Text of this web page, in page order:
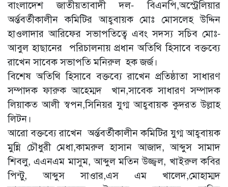
বাংলাদেশ জাতীয়তাবাদী দল- বিএনপি,অস্ট্রেলিয়ার
অর্ন্তবর্তীকালীন কমিটির আহ্ববায়ক মোঃ মোসলেহ উদ্দিন
হাওলাদার আরিফের সভাপতিত্বে এবং সদস্য সচিব মোঃ-
আবুল হাছানের পরিচালনায় প্রধান অতিথি হিসাবে বক্তব্যে
রাখেন সাবেক সভাপতি মনিরুল হক জর্জ।
বিশেষ অতিথি হিসাবে বক্তব্যে রাখেন প্রতিষ্ঠাতা সাধারণ
সম্পাদক ফারুক আহ্ম্মেদ খান,সাবেক সাধারণ সম্পাদক
লিয়াকত আলী স্বপন,সিনিয়র যুগ্ম আহ্ববায়ক কুদরত উল্লাহ
লিটন।
আরো বক্তব্যে রাখেন অর্ন্তবর্তীকালীন কমিটির যুগ্ম আহ্ববায়ক
মুন্নি চৌধুরী মেধা,কামরুল হাসান আজাদ, আব্দুস সামাদ
শিবলু, এএনএম মাসুম, আব্দুল মতিন উজ্জ্বল, খাইরুল কবির
পিন্টু, আব্দুস সাওার,এস এম খালেদ,মোহাম্মদ